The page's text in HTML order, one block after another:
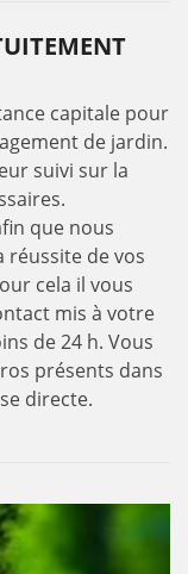
capitale pour
de jardin.
suivi sur la
que nous
réussite de vos
cela il vous
mis à votre
de 24 h. Vous
présents dans
directe.